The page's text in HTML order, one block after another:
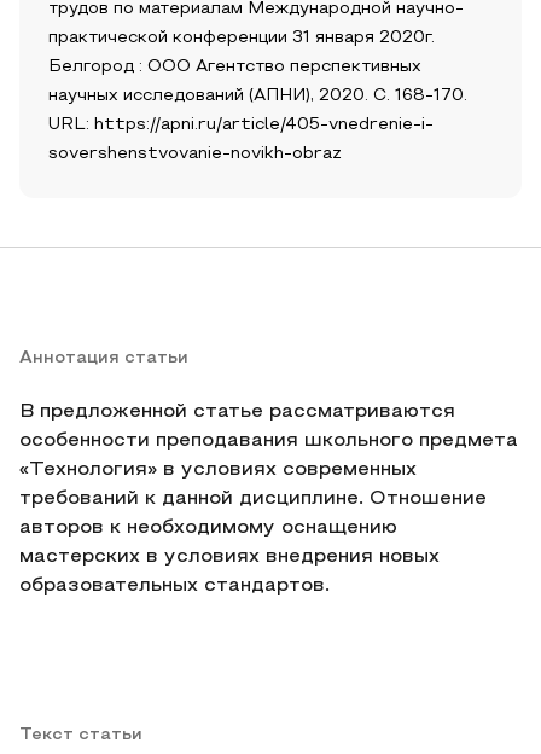
трудов по материалам Международной научно-
практической конференции 31 января 2020г.
Белгород : ООО Агентство перспективных
научных исследований (АПНИ), 2020. С. 168-170.
URL: https://apni.ru/article/405-vnedrenie-i-
sovershenstvovanie-novikh-obraz
Аннотация статьи
В предложенной статье рассматриваются
особенности преподавания школьного предмета
«Технология» в условиях современных
требований к данной дисциплине. Отношение
авторов к необходимому оснащению
мастерских в условиях внедрения новых
образовательных стандартов.
Текст статьи